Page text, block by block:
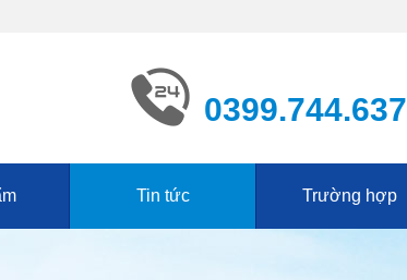
0399.744.637
Tin tức Trường hợp